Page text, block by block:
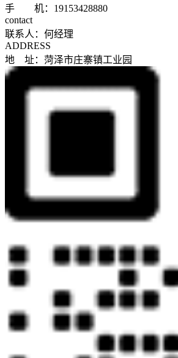
手 机：19153428880
contact
联系人：何经理
ADDRESS
地 址：菏泽市庄寨镇工业园